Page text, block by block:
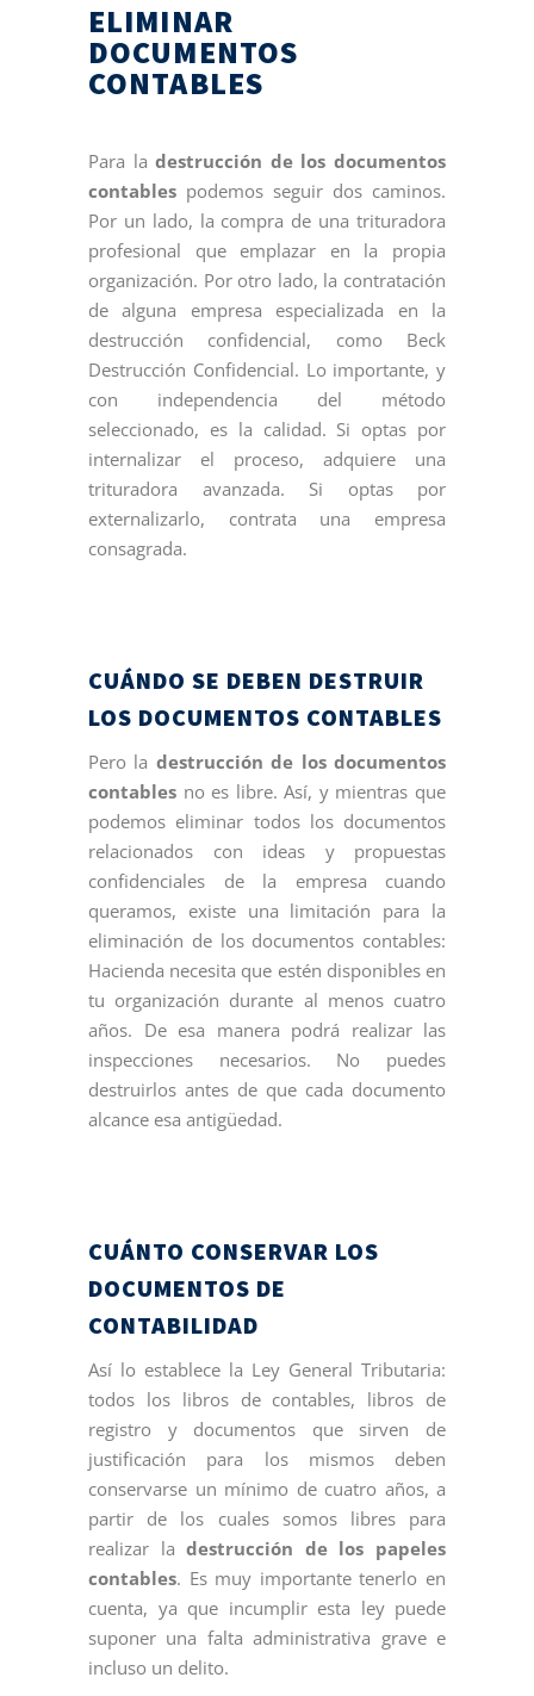
ELIMINAR
DOCUMENTOS
CONTABLES
Para ladestrucción de los documentos
contables podemos seguir dos caminos.
Por un lado, la compra de una trituradora
profesional que emplazar en la propia
organización. Por otro lado, la contratación
de alguna empresa especializada en la
destrucción confidencial, como Beck
Destrucción Confidencial. Lo importante, y
con independencia del método
seleccionado, es la calidad. Si optas por
internalizar el proceso, adquiere una
trituradora avanzada. Si optas por
externalizarlo, contrata una empresa
consagrada.
CUÁNDO SE DEBEN DESTRUIR
LOS DOCUMENTOS CONTABLES
Pero la destrucción de los documentos
contables no es libre. Así, y mientras que
podemos eliminar todos los documentos
relacionados con ideas y propuestas
confidenciales de la empresa cuando
queramos, existe una limitación para la
eliminación de los documentos contables:
Hacienda necesita que estén disponibles en
tu organización durante al menos cuatro
años. De esa manera podrá realizar las
inspecciones necesarios. No puedes
destruirlos antes de que cada documento
alcance esa antigüedad.
CUÁNTO CONSERVAR LOS
DOCUMENTOS DE
CONTABILIDAD
Así lo establece la Ley General Tributaria:
todos los libros de contables, libros de
registro y documentos que sirven de
justificación para los mismos deben
conservarse un mínimo de cuatro años, a
partir de los cuales somos libres para
realizar ladestrucción de los papeles
contables. Es muy importante tenerlo en
cuenta, ya que incumplir esta ley puede
suponer una falta administrativa grave e
incluso un delito.